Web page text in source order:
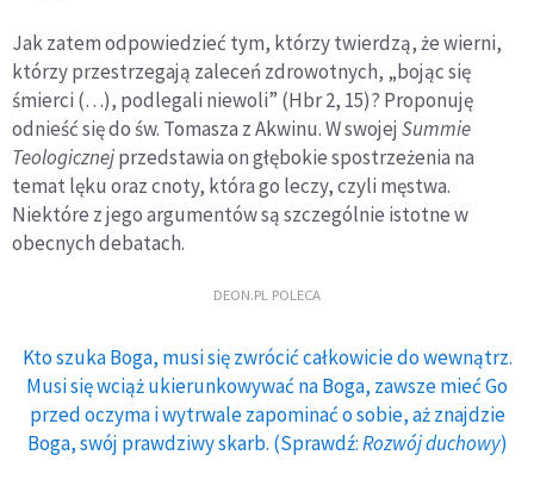
Jak zatem odpowiedzieć tym, którzy twierdzą, że wierni,
którzy przestrzegają zaleceń zdrowotnych, „bojąc się
śmierci (…), podlegali niewoli” (Hbr 2, 15)? Proponuję
odnieść się do św. Tomasza z Akwinu. W swojej Summie
Teologicznejprzedstawia on głębokie spostrzeżenia na
temat lęku oraz cnoty, która go leczy, czyli męstwa.
Niektóre z jego argumentów są szczególnie istotne w
obecnych debatach.
DEON.PL POLECA
Kto szuka Boga, musi się zwrócić całkowicie do wewnątrz.
Musi się wciąż ukierunkowywać na Boga, zawsze mieć Go
przed oczyma i wytrwale zapominać o sobie, aż znajdzie
Boga, swój prawdziwy skarb. (Sprawdź:Rozwój duchowy)